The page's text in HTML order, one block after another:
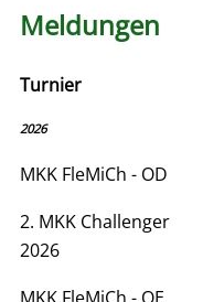
Meldungen
Turnier
2026
MKK FleMiCh - OD
2. MKK Challenger
2026